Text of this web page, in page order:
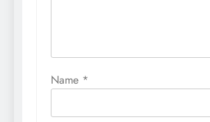
Name *